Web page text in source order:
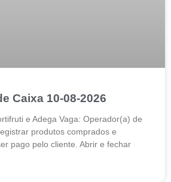
Caixa 10-08-2026
e Adega Vaga: Operador(a) de
produtos comprados e
pago pelo cliente. Abrir e fechar